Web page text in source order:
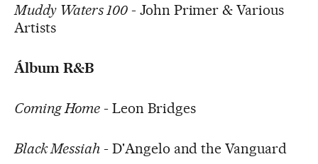
Muddy Waters 100- John Primer & Various
Artists
Álbum R&B
Coming Home- Leon Bridges
Black Messiah- D'Angelo and the Vanguard